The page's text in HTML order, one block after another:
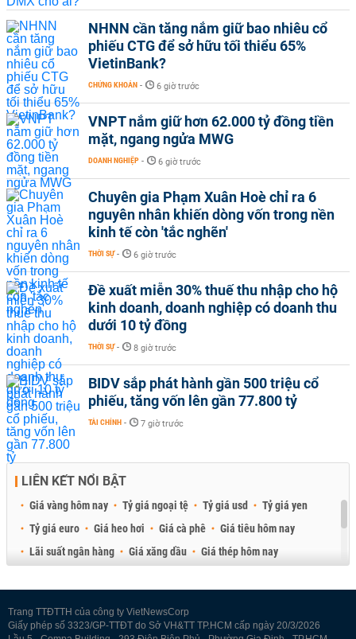
NHNN cần tăng nắm giữ bao nhiêu cổ
phiếu CTG để sở hữu tối thiểu 65%
VietinBank?
CHỨNG KHOÁN - 6 giờ trước
VNPT nắm giữ hơn 62.000 tỷ đồng tiền
mặt, ngang ngửa MWG
DOANH NGHIỆP - 6 giờ trước
Chuyên gia Phạm Xuân Hoè chỉ ra 6
nguyên nhân khiến dòng vốn trong nền
kinh tế còn 'tắc nghẽn'
THỜI SỰ - 6 giờ trước
Đề xuất miễn 30% thuế thu nhập cho hộ
kinh doanh, doanh nghiệp có doanh thu
dưới 10 tỷ đồng
THỜI SỰ - 8 giờ trước
BIDV sắp phát hành gần 500 triệu cổ
phiếu, tăng vốn lên gần 77.800 tỷ
TÀI CHÍNH - 7 giờ trước
LIÊN KẾT NỔI BẬT
Giá vàng hôm nay Tỷ giá ngoại tệ Tỷ giá usd
Tỷ giá yen
Tỷ giá euro
Giá heo hơi Giá cà phê
Giá tiêu hôm nay
Lãi suất ngân hàng
Giá xăng dầu
Giá thép hôm nay
Trang TTĐTTH của công ty VietNewsCorp
Giấy phép số 3323/GP-TTĐT do Sở VH&TT TP.HCM cấp ngày 20/3/2026